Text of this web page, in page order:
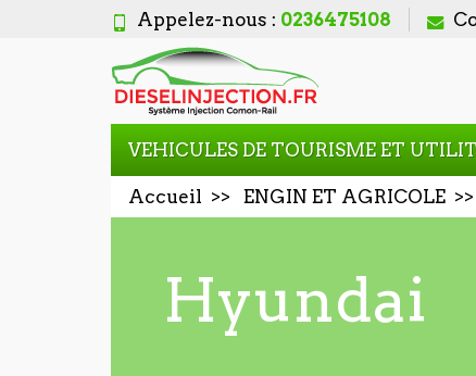
Appelez-nous : 0236475108
VEHICULES DE TOURISME ET
Accueil ENGIN ET AGRICOLE
Hyundai